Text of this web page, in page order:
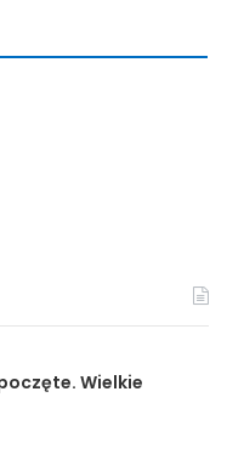
Wielkie